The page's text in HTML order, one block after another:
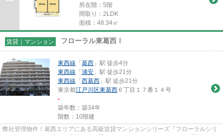
所在階：5階
間取り：2LDK
面積：48.34㎡
賃貸｜マンション フローラル東葛西Ⅰ
東西線 「 葛西 」駅 徒歩4分
東西線 「 浦安 」駅 徒歩21分
東西線 「 西葛西 」駅 徒歩21分
東京都江戸川区東葛西 ６丁目１７番１４号
-
築年数：築34年
階数：10階建
弊社管理物件！葛西エリアにある高級賃貸マンションシリーズ『フローラルシリ